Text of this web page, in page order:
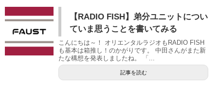
【RADIO FISH】弟分ユニットについ
ていま思うことを書いてみる
こんにちは～！ オリエンタルラジオもRADIO FISH
も基本は箱推し！のかがりです。 中田さんがまた新
たな構想を発表しましたね。 「...
記事を読む